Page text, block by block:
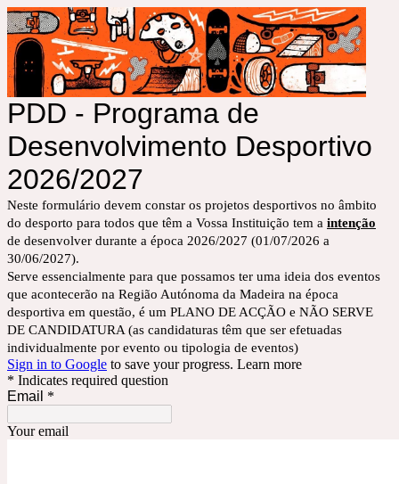
PDD - Programa de
Desenvolvimento Desportivo
2026/2027
Neste formulário devem constar os projetos desportivos no âmbito
do desporto para todos que têm a Vossa Instituição tem a intenção
de desenvolver durante a época 2026/2027 (01/07/2026 a
30/06/2027).
Serve essencialmente para que possamos ter uma ideia dos eventos
que acontecerão na Região Autónoma da Madeira na época
desportiva em questão, é um PLANO DE ACÇÃO e NÃO SERVE
DE CANDIDATURA (as candidaturas têm que ser efetuadas
individualmente por evento ou tipologia de eventos)
Sign in to Google to save your progress. Learn more
* Indicates required question
Email *
Your email